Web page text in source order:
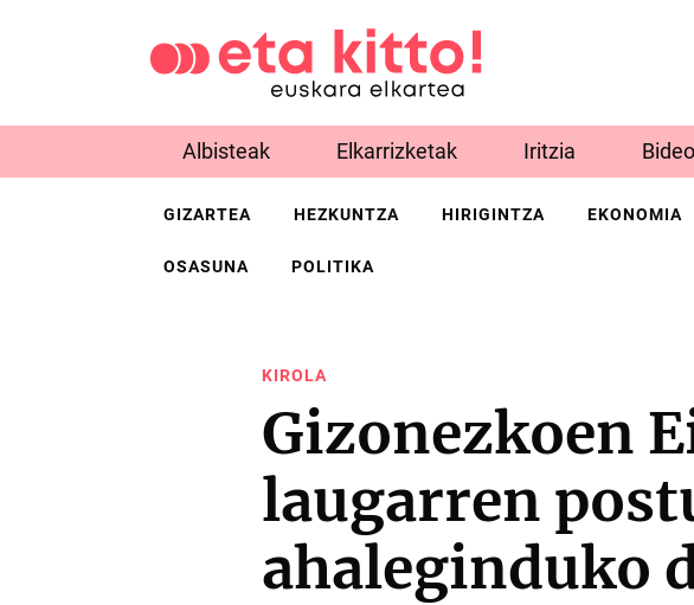
Albisteak Elkarrizketak Iritzia
GIZARTEA HEZKUNTZA HIRIGINTZA EKONOMIA
OSASUNA POLITIKA
KIROLA
Gizonezkoen
laugarren
ahaleginduko